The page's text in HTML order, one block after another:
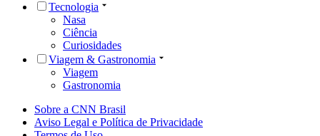
Tecnologia
Nasa
Ciência
Curiosidades
Viagem & Gastronomia
Viagem
Gastronomia
Sobre a CNN Brasil
Aviso Legal e Política de Privacidade